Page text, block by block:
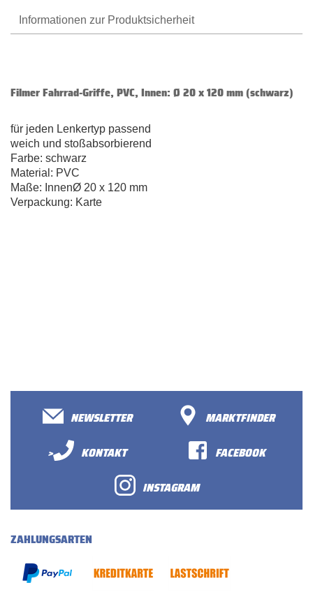
Informationen zur Produktsicherheit
Filmer Fahrrad-Griffe, PVC, Innen: Ø 20 x 120 mm (schwarz)
für jeden Lenkertyp passend
weich und stoßabsorbierend
Farbe: schwarz
Material: PVC
Maße: InnenØ 20 x 120 mm
Verpackung: Karte
NEWSLETTER
MARKTFINDER
>
KONTAKT
FACEBOOK
INSTAGRAM
ZAHLUNGSARTEN